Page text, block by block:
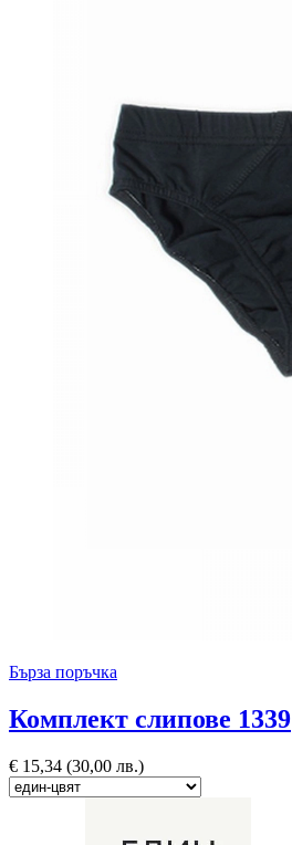
Бърза поръчка
Комплект слипове 1339
€ 15,34 (30,00 лв.)